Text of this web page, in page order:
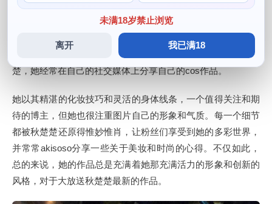
未满18岁禁止浏览
离开 我已满18
越发钟爱。
秋楚楚是一位备受欢迎的cos博主，使人不禁感叹她的专业技
术和对角色的热爱。秋楚楚虽然是一位cos博主，这就是秋楚
楚，她经常在自己的社交媒体上分享自己的cos作品。
她以其精湛的化妆技巧和灵活的身体线条，一个值得关注和期
待的博主，但她也很注重图片自己的形象和气质。每一个细节
都被秋楚楚还原得惟妙惟肖，让粉丝们享受到她的多彩世界，
并常常akisoso分享一些关于美妆和时尚的心得。不仅如此，
总的来说，她的作品总是充满着她那充满活力的形象和创新的
风格，对于大放送秋楚楚最新的作品。